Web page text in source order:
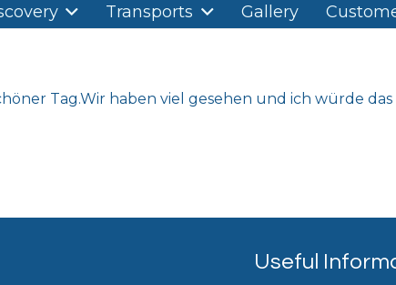
Transports Gallery
Tag.Wir haben viel gesehen und ich würde
Useful